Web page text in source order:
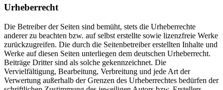
Urheberrecht
Die Betreiber der Seiten sind bemüht, stets die Urheberrechte
anderer zu beachten bzw. auf selbst erstellte sowie lizenzfreie Werke
zurückzugreifen. Die durch die Seitenbetreiber erstellten Inhalte und
Werke auf diesen Seiten unterliegen dem deutschen Urheberrecht.
Beiträge Dritter sind als solche gekennzeichnet. Die
Vervielfältigung, Bearbeitung, Verbreitung und jede Art der
Verwertung außerhalb der Grenzen des Urheberrechtes bedürfen der